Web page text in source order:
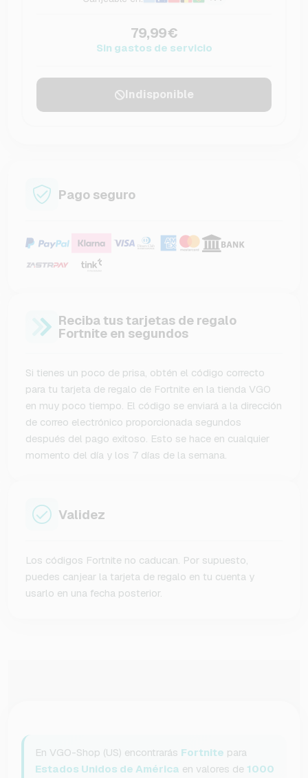
79,99€
Sin gastos de servicio
Indisponible
Pago seguro
Reciba tus tarjetas de regalo
Fortnite en segundos
Si tienes un poco de prisa, obtén el código correcto
para tu tarjeta de regalo de Fortnite en la tienda VGO
en muy poco tiempo. El código se enviará a la dirección
de correo electrónico proporcionada segundos
después del pago exitoso. Esto se hace en cualquier
momento del día y los 7 días de la semana.
Validez
Los códigos Fortnite no caducan. Por supuesto,
puedes canjear la tarjeta de regalo en tu cuenta y
usarlo en una fecha posterior.
En VGO-Shop (US) encontrarás Fortnite para
Estados Unidos de América en valores de 1000